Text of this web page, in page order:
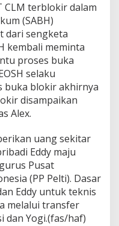
CLM terblokir dalam
(SABH)
dari sengketa
kembali meminta
proses buka
selaku
buka blokir akhirnya
disampaikan
Alex.
uang sekitar
Eddy maju
Pusat
(PP Pelti). Dasar
Eddy untuk teknis
melalui transfer
dan Yogi.(fas/haf)